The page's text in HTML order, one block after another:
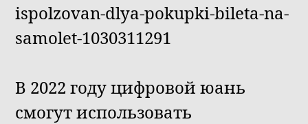
ispolzovan-dlya-pokupki-bileta-na-
samolet-1030311291
В 2022 году цифровой юань
смогут использовать